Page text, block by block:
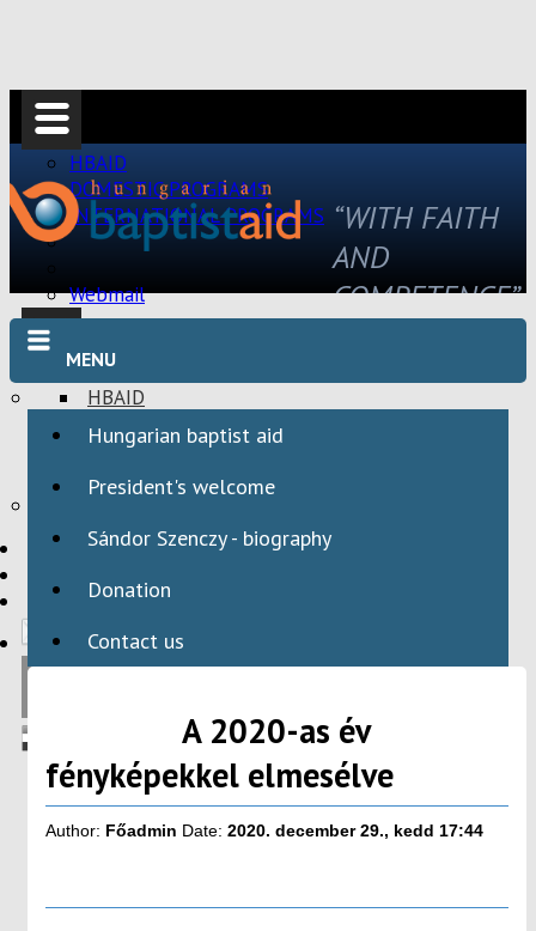
HBAID
DOMESTIC PROGRAMS
INTERNATIONAL PROGRAMS
Webmail
HBAID
DOMESTIC PROGRAMS
HBAID
INTERNATIONAL PROGRAMS
“WITH FAITH
AND
COMPETENCE”
MENU
Hungarian baptist aid
President's welcome
Sándor Szenczy - biography
Donation
Contact us
A 2020-as év
fényképekkel elmesélve
Author: Főadmin Date: 2020. december 29., kedd 17:44